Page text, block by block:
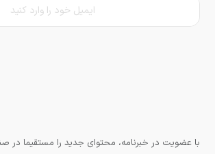
با عضویت در خبرنامه، محتوای جدید را مستقیما در